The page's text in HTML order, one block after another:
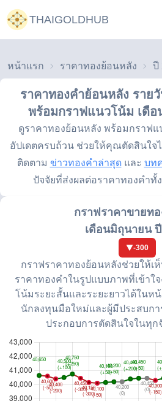
THAIGOLDHUB
หน้าแรก ราคาทองย้อนหลัง ปี
ราคาทองคำย้อนหลัง ราย
พร้อมกราฟแนวโน้ม เดื
ดูราคาทองย้อนหลัง พร้อมกราฟ
อัปเดตครบถ้วน ช่วยให้คุณตัดสินใจ
ติดตาม ข่าวทองคำล่าสุด และ บท
ปัจจัยที่ส่งผลต่อราคาทองคำทั้
กราฟราคาขายท
เดือนมิถุนายน
-300
กราฟราคาทองย้อนหลังช่วยให้เ
ราคาทองคำในรูปแบบภาพที่เข้าใ
โน้มระยะสั้นและระยะยาวได้ในห
นักลงทุนมือใหม่และผู้มีประสบก
ประกอบการตัดสินใจในทุก